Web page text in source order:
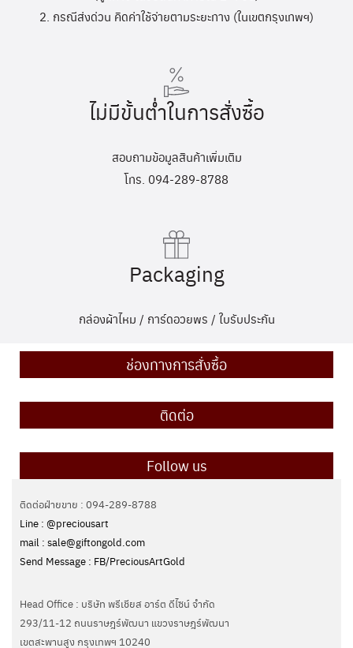
2. กรณีส่งด่วน คิดค่าใช้จ่ายตามระยะทาง (ในเขตกรุงเทพฯ)
ไม่มีขั้นต่ำในการสั่งซื้อ
สอบถามข้อมูลสินค้าเพิ่มเติม
โทร. 094-289-8788
Packaging
กล่องผ้าไหม / การ์ดอวยพร / ใบรับประกัน
ช่องทางการสั่งซื้อ
ติดต่อ
Follow us
ติดต่อฝ่ายขาย : 094-289-8788
Line : @preciousart
mail : sale@giftongold.com
Send Message : FB/PreciousArtGold
Head Office : บริษัท พรีเชียส อาร์ต ดีไซน์ จำกัด
293/11-12 ถนนราษฎร์พัฒนา แขวงราษฎร์พัฒนา
เขตสะพานสูง กรุงเทพฯ 10240